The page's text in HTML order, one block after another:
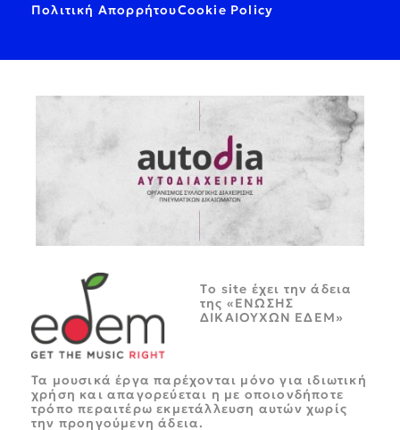
Πολιτική ΑπορρήτουCookie Policy
Tο site έχει την άδεια
της «ΕΝΩΣΗΣ
ΔΙΚΑΙΟΥΧΩΝ ΕΔΕΜ»
Τα μουσικά έργα παρέχονται μόνο για ιδιωτική
χρήση και απαγορεύεται η με οποιονδήποτε
τρόπο περαιτέρω εκμετάλλευση αυτών χωρίς
την προηγούμενη άδεια.